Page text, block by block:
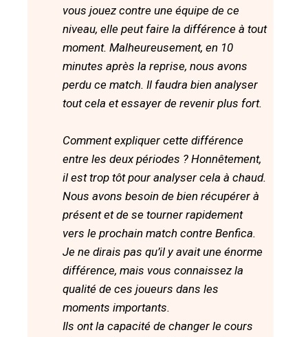
vous jouez contre une équipe de ce
niveau, elle peut faire la différence à tout
moment. Malheureusement, en 10
minutes après la reprise, nous avons
perdu ce match. Il faudra bien analyser
tout cela et essayer de revenir plus fort.
Comment expliquer cette différence
entre les deux périodes ? Honnêtement,
il est trop tôt pour analyser cela à chaud.
Nous avons besoin de bien récupérer à
présent et de se tourner rapidement
vers le prochain match contre Benfica.
Je ne dirais pas qu’il y avait une énorme
différence, mais vous connaissez la
qualité de ces joueurs dans les
moments importants.
Ils ont la capacité de changer le cours